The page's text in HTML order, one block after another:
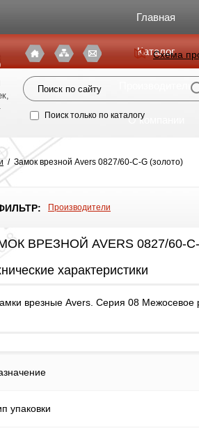
Главная
Каталог
Производители
О компании
Схема
Поиск только по каталогу
/ Замок врезной Avers 0827/60-C-G (золото)
Производители
ВРЕЗНОЙ AVERS 0827/60-
характеристики
врезные Avers. Серия 08 Межосевое
упаковки